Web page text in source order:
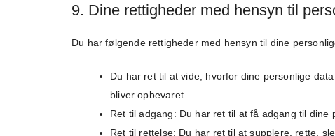
9. Dine rettigheder med hensyn til
Du har følgende rettigheder med hensyn til dine
Du har ret til at vide, hvorfor dine personlige
bliver opbevaret.
Ret til adgang: Du har ret til at få adgang til dine
Ret til rettelse: Du har ret til at supplere, rette,